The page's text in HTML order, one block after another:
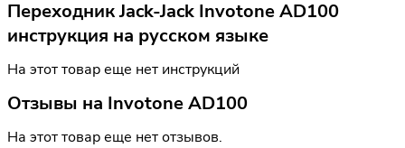
Переходник Jack-Jack Invotone AD100
инструкция на русском языке
На этот товар еще нет инструкций
Отзывы на Invotone AD100
На этот товар еще нет отзывов.